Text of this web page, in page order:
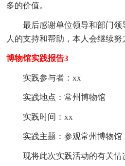
多的价值。
最后感谢单位领导和部门领
人的支持和帮助，本人会继续努
博物馆实践报告3
实践参与者：xx
实践地点：常州博物馆
实践时间：xx
实践主题：参观常州博物馆
现将此次实践活动的有关情